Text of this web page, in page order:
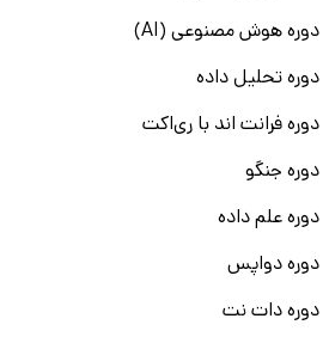
دوره هوش مصنوعی (AI)
دوره تحلیل داده
دوره فرانت اند با ری‌اکت
دوره جنگو
دوره علم داده
دوره دواپس
دوره دات نت